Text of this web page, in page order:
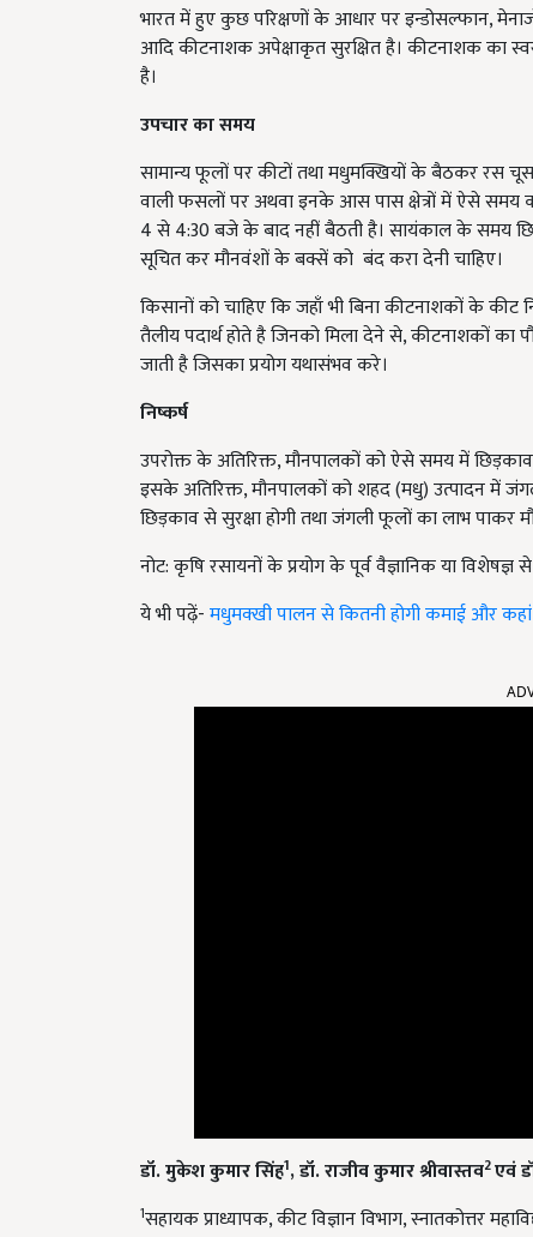
भारत में हुए कुछ परिक्षणों के आधार पर इन्डोसल्फान,
आदि कीटनाशक अपेक्षाकृत सुरक्षित है। कीटनाशक का
है।
उपचार का समय
सामान्य फूलों पर कीटों तथा मधुमक्खियों के बैठकर रस
वाली फसलों पर अथवा इनके आस पास क्षेत्रों में ऐसे समय
4 से 4:30 बजे के बाद नहीं बैठती है। सायंकाल के समय
सूचित कर मौनवंशों के बक्सें को बंद करा देनी चाहिए।
किसानों को चाहिए कि जहाँ भी बिना कीटनाशकों के कीट
तैलीय पदार्थ होते है जिनको मिला देने से, कीटनाशकों का
जाती है जिसका प्रयोग यथासंभव करे।
निष्कर्ष
उपरोक्त के अतिरिक्त, मौनपालकों को ऐसे समय में
इसके अतिरिक्त, मौनपालकों को शहद (मधु) उत्पादन में
छिड़काव से सुरक्षा होगी तथा जंगली फूलों का लाभ
नोट: कृषि रसायनों के प्रयोग के पूर्व वैज्ञानिक या
ये भी पढ़ें-मधुमक्खी पालन से कितनी होगी कमाई और कहां
डॉ. मुकेश कुमार सिंह1, डॉ. राजीव कुमार श्रीवास्तव2एवं
1
सहायक प्राध्यापक, कीट विज्ञान विभाग, स्नातकोत्तर